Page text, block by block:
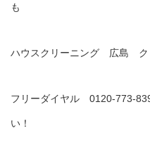
も
ハウスクリーニング 広島 ク
フリーダイヤル 0120-773-
い！